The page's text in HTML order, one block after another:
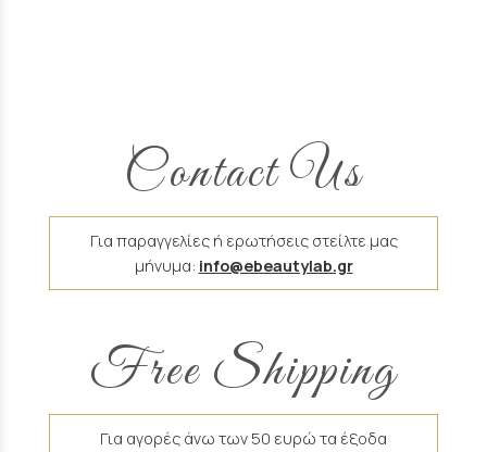
Contact Us
Για παραγγελίες ή ερωτήσεις στείλτε μας
μήνυμα: info@ebeautylab.gr
Free Shipping
Για αγορές άνω των 50 ευρώ τα έξοδα